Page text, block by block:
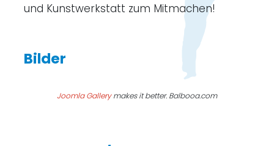
und Kunstwerkstatt zum Mitmachen!
Joomla Gallerymakes it better. Balbooa.com